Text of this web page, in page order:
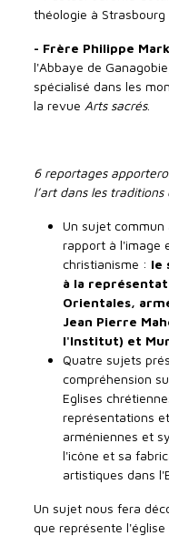
théologie à Strasbourg
- Frère Philippe
l'Abbaye de
spécialisé dans les
la revue Arts sacrés.
6 reportages
l’art dans les
Un sujet
rapport à l'image
christianisme : le
à la
Orientales,
Jean Pierre
l'Institut) et
Quatre sujets
compréhension
Eglises
représentations
arméniennes et
l'icône et sa
artistiques dans
Un sujet nous fera
que représente